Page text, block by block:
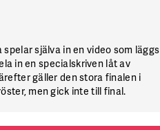
själva in en video som läggs
in en specialskriven låt av
gäller den stora finalen i
men gick inte till final.